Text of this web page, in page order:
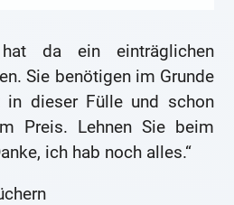
da ein einträglichen
Sie benötigen im Grunde
in dieser Fülle und schon
Preis. Lehnen Sie beim
ich hab noch alles.“